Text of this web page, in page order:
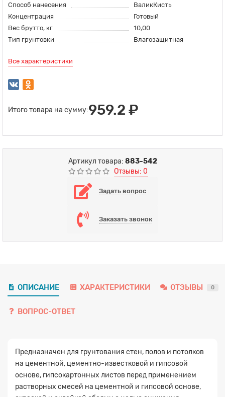
Способ нанесения
ВаликКисть
Концентрация
Готовый
Вес брутто, кг
10,00
Тип грунтовки
Влагозащитная
Все характеристики
Итого товара на сумму:959.2 ₽
Артикул товара: 883-542
Отзывы: 0
Задать вопрос
Заказать звонок
ОПИСАНИЕ ХАРАКТЕРИСТИКИ ОТЗЫВЫ 0
ВОПРОС-ОТВЕТ
Предназначен для грунтования стен, полов и потолков
на цементной, цементно-известковой и гипсовой
основе, гипсокартонных листов перед применением
растворных смесей на цементной и гипсовой основе,
Заявка на расчет